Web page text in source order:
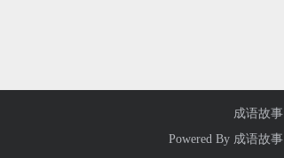
成语故事
Powered By 成语故事